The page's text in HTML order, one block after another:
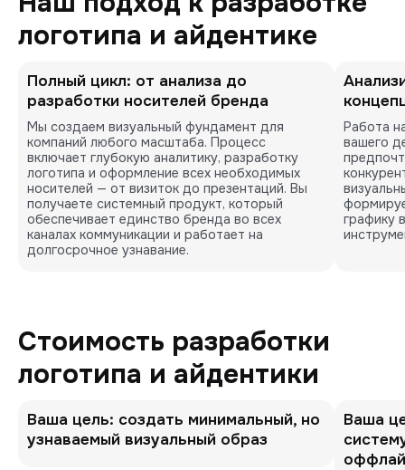
логотипа и айдентике
Полный цикл: от анализа до
разработки носителей бренда
Мы создаем визуальный фундамент для
компаний любого масштаба. Процесс
включает глубокую аналитику, разработку
логотипа и оформление всех необходимых
носителей — от визиток до презентаций. Вы
получаете системный продукт, который
обеспечивает единство бренда во всех
каналах коммуникации и работает на
долгосрочное узнавание.
Работа
вашего
графику
Стоимость разработки
логотипа и айдентики
Ваша цель: создать минимальный, но
узнаваемый визуальный образ
Ваша